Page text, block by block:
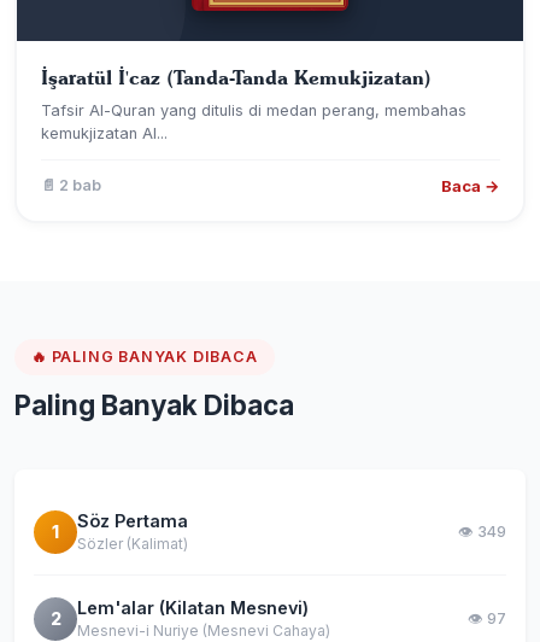
İşaratül İ'caz (Tanda-Tanda Kemukjizatan)
Tafsir Al-Quran yang ditulis di medan perang, membahas
kemukjizatan Al...
📄 2 bab Baca →
🔥 PALING BANYAK DIBACA
Paling Banyak Dibaca
1
Söz Pertama
Sözler (Kalimat)
👁️ 349
2
Lem'alar (Kilatan Mesnevi)
Mesnevi-i Nuriye (Mesnevi Cahaya)
👁️ 97